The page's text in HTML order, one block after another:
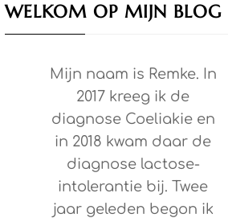
WELKOM OP MIJN BLOG
Mijn naam is Remke. In
2017 kreeg ik de
diagnose Coeliakie en
in 2018 kwam daar de
diagnose lactose-
intolerantie bij. Twee
jaar geleden begon ik